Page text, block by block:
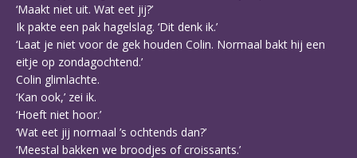
‘Maakt niet uit. Wat eet jij?’
Ik pakte een pak hagelslag. ‘Dit denk ik.’
‘Laat je niet voor de gek houden Colin. Normaal bakt hij een
eitje op zondagochtend.’
Colin glimlachte.
‘Kan ook,’ zei ik.
‘Hoeft niet hoor.’
‘Wat eet jij normaal ’s ochtends dan?’
‘Meestal bakken we broodjes of croissants.’